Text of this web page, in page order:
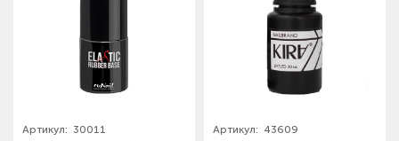
Артикул: 30011 Артикул: 43609